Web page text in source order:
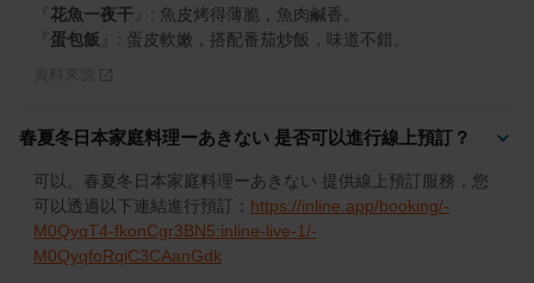
花魚一夜干
蛋包飯 : 蛋皮軟嫩，搭配番茄炒飯，味道不錯。
春夏冬日本家庭料理ーあきない 是否可以進行線上預訂？
可以。春夏冬日本家庭料理ーあきない 提供線上預訂服務，您
可以透過以下連結進行預訂： https://inline.app/booking/-
M0QyqT4-fkonCgr3BN5:inline-live-1/-
M0QyqfoRqiC3CAanGdk